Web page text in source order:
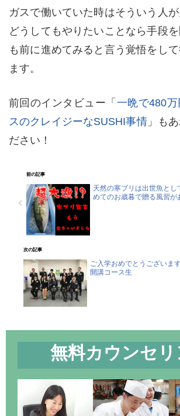
ガスで働いていた時はそういう人が
どうしてもやりたいことなら手段
も前に進めてみると言う覚悟をし
ます。
前回のインタビュー「 一晩で480
スのクレイジーなSUSHI事情」も
ださい！
前の記事
天然の寒ブリは出世魚とし
めてのお歳暮で贈る風習が
次の記事
ご入学おめでとうございま
開講コース生
無料カウンセ